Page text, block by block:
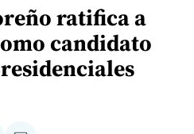
ratifica a
candidato